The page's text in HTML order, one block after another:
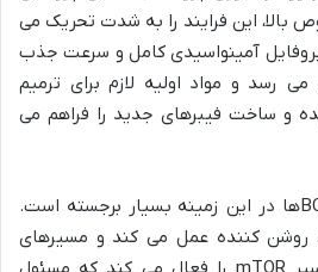
بالا، این فرایند را به شدت تحریک می
آمینواسیدی کامل و سرعت جذب
رسد و مواد اولیه لازم برای ترمیم
و ساخت فیبرهای جدید را فراهم می
نقش لوسین در میان BCAAها در این زمینه بسیار برجسته است.
روشن کننده عمل می کند و مسیرهای